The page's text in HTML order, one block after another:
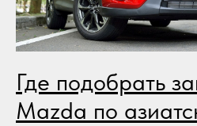
Где подобрать
Mazda по